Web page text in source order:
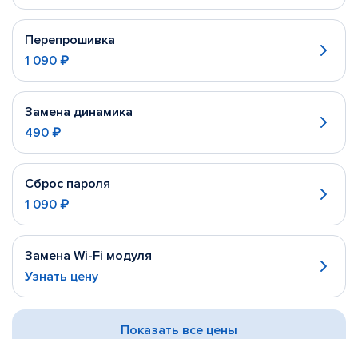
Перепрошивка
1 090 ₽
Замена динамика
490 ₽
Сброс пароля
1 090 ₽
Замена Wi-Fi модуля
Узнать цену
Показать все цены